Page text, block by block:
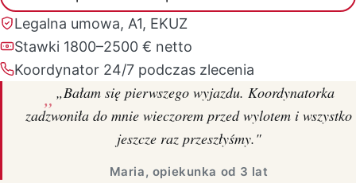
Legalna umowa, A1, EKUZ
Stawki 1800–2500 € netto
Koordynator 24/7 podczas zlecenia
„Bałam się pierwszego wyjazdu. Koordynatorka
zadzwoniła do mnie wieczorem przed wylotem i wszystko
jeszcze raz przeszłyśmy."
Maria, opiekunka od 3 lat